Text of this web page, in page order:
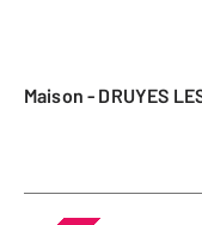
Maison - DRUYES